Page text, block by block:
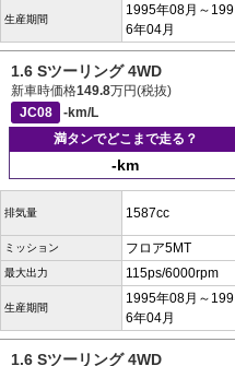
生産期間
1995年08月～199
6年04月
1.6 Sツーリング 4WD
新車時価格149.8万円(税抜)
JC08
-km/L
満タンでどこまで走る？
-km
排気量 1587cc
ミッション フロア5MT
最大出力 115ps/6000rpm
生産期間
1995年08月～199
6年04月
1.6 Sツーリング 4WD